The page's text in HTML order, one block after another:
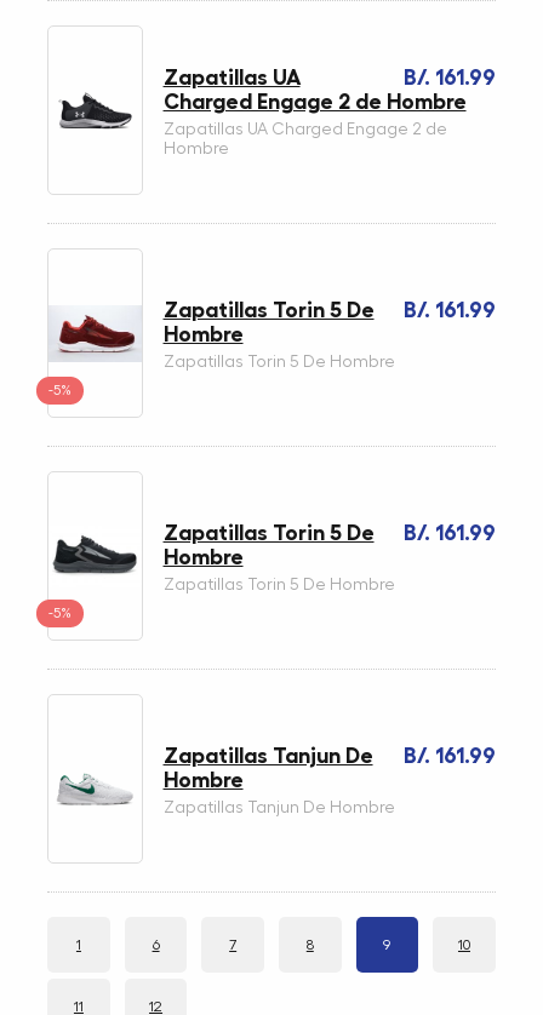
B/. 161.99
Zapatillas UA
Charged Engage 2 de Hombre
Zapatillas UA Charged Engage 2 de
Hombre
-5%
B/. 161.99
Zapatillas Torin 5 De
Hombre
Zapatillas Torin 5 De Hombre
-5%
B/. 161.99
Zapatillas Torin 5 De
Hombre
Zapatillas Torin 5 De Hombre
B/. 161.99
Zapatillas Tanjun De
Hombre
Zapatillas Tanjun De Hombre
1 6 7 8 9 10
11 12